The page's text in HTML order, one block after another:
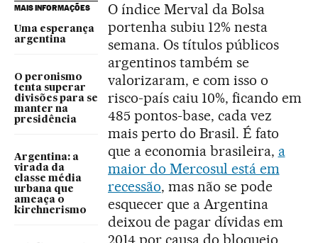
MAIS INFORMAÇÕES
Uma esperança
argentina
O peronismo
tenta superar
divisões para se
manter na
presidência
Argentina: a
virada da
classe média
urbana que
ameaça o
kirchnerismo
O índice Merval da Bolsa
portenha subiu 12% nesta
semana. Os títulos públicos
argentinos também se
valorizaram, e com isso o
risco-país caiu 10%, ficando em
485 pontos-base, cada vez
mais perto do Brasil. É fato
que a economia brasileira, a
maior do Mercosul está em
recessão, mas não se pode
esquecer que a Argentina
deixou de pagar dívidas em
2014 por causa do bloqueio